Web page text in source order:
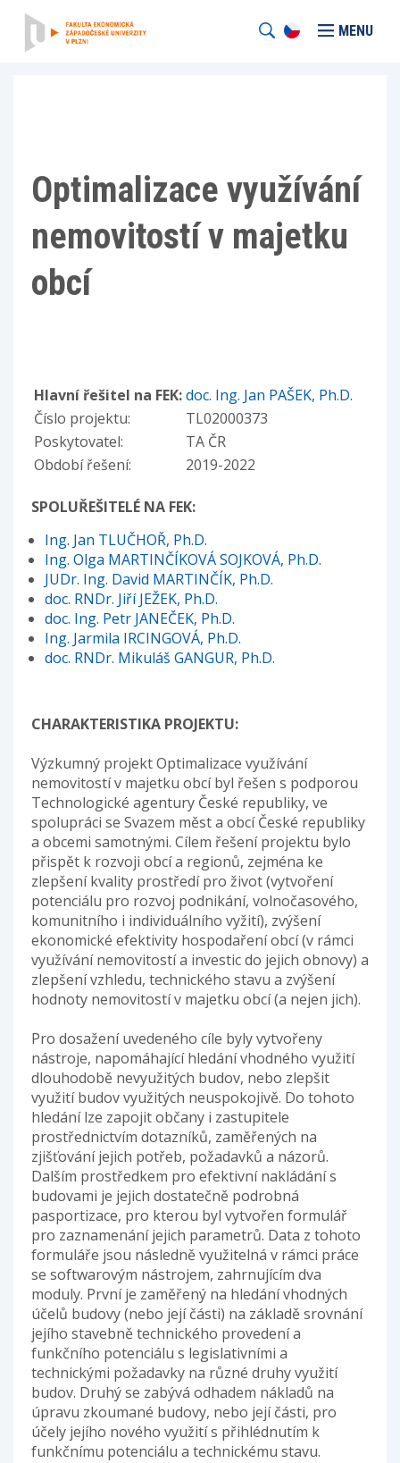
MENU
Optimalizace využívání
nemovitostí v majetku
obcí
Hlavní řešitel na FEK:doc. Ing. Jan PAŠEK, Ph.D.
Číslo projektu:
TL02000373
Poskytovatel:
TA ČR
Období řešení:
2019-2022
SPOLUŘEŠITELÉ NA FEK:
Ing. Jan TLUČHOŘ, Ph.D.
Ing. Olga MARTINČÍKOVÁ SOJKOVÁ, Ph.D.
JUDr. Ing. David MARTINČÍK, Ph.D.
doc. RNDr. Jiří JEŽEK, Ph.D.
doc. Ing. Petr JANEČEK, Ph.D.
Ing. Jarmila IRCINGOVÁ, Ph.D.
doc. RNDr. Mikuláš GANGUR, Ph.D.
CHARAKTERISTIKA PROJEKTU:
Výzkumný projekt Optimalizace využívání
nemovitostí v majetku obcí byl řešen s podporou
Technologické agentury České republiky, ve
spolupráci se Svazem měst a obcí České republiky
a obcemi samotnými. Cílem řešení projektu bylo
přispět k rozvoji obcí a regionů, zejména ke
zlepšení kvality prostředí pro život (vytvoření
potenciálu pro rozvoj podnikání, volnočasového,
komunitního i individuálního vyžití), zvýšení
ekonomické efektivity hospodaření obcí (v rámci
využívání nemovitostí a investic do jejich obnovy) a
zlepšení vzhledu, technického stavu a zvýšení
hodnoty nemovitostí v majetku obcí (a nejen jich).
Pro dosažení uvedeného cíle byly vytvořeny
nástroje, napomáhající hledání vhodného využití
dlouhodobě nevyužitých budov, nebo zlepšit
využití budov využitých neuspokojivě. Do tohoto
hledání lze zapojit občany i zastupitele
prostřednictvím dotazníků, zaměřených na
zjišťování jejich potřeb, požadavků a názorů.
Dalším prostředkem pro efektivní nakládání s
budovami je jejich dostatečně podrobná
pasportizace, pro kterou byl vytvořen formulář
pro zaznamenání jejich parametrů. Data z tohoto
formuláře jsou následně využitelná v rámci práce
se softwarovým nástrojem, zahrnujícím dva
moduly. První je zaměřený na hledání vhodných
účelů budovy (nebo její části) na základě srovnání
jejího stavebně technického provedení a
funkčního potenciálu s legislativními a
technickými požadavky na různé druhy využití
budov. Druhý se zabývá odhadem nákladů na
úpravu zkoumané budovy, nebo její části, pro
účely jejího nového využití s přihlédnutím k
funkčnímu potenciálu a technickému stavu.